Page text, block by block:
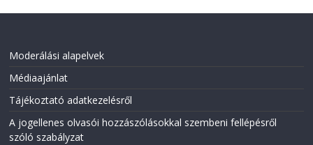
Moderálási alapelvek
Médiaajánlat
Tájékoztató adatkezelésről
A jogellenes olvasói hozzászólásokkal szembeni fellépésről
szóló szabályzat